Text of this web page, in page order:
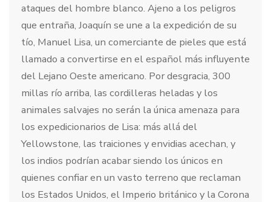
ataques del hombre blanco. Ajeno a los peligros
que entraña, Joaquín se une a la expedición de su
tío, Manuel Lisa, un comerciante de pieles que está
llamado a convertirse en el español más influyente
del Lejano Oeste americano. Por desgracia, 300
millas río arriba, las cordilleras heladas y los
animales salvajes no serán la única amenaza para
los expedicionarios de Lisa: más allá del
Yellowstone, las traiciones y envidias acechan, y
los indios podrían acabar siendo los únicos en
quienes confiar en un vasto terreno que reclaman
los Estados Unidos, el Imperio británico y la Corona